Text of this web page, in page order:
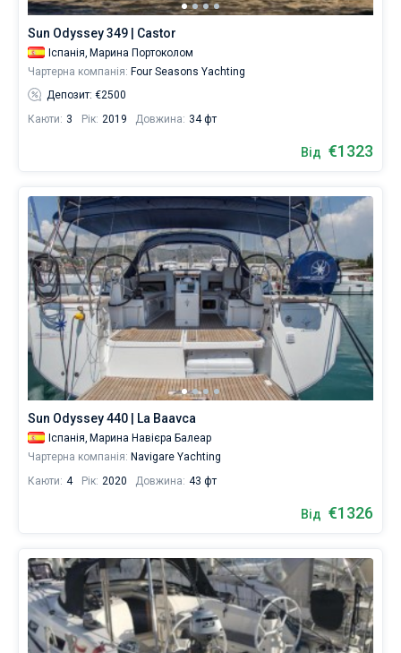
яхт,
катамаранів,
бербоутів
або
чартерів
екіпажем
те,
що
шукаєте
для
своєї
наступної
захоплюючої
відпустки.
Поруч
Пальма-
Майорка,
Андраткс,
Ель
Ареналь
Портоколом,
Полленса.
Sun Odyssey 349 | Castor
Іспанія, Марина Портоколом
Чартерна компанія: Four Seasons Yachting
Депозит: €2500
Каюти: 3 Рік: 2019 Довжина: 34 фт
Від €1323
Sun Odyssey 440 | La Baavca
Іспанія, Марина Навієра Балеар
Чартерна компанія: Navigare Yachting
Каюти: 4 Рік: 2020 Довжина: 43 фт
Від €1326